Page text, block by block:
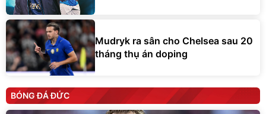
Mudryk ra sân cho Chelsea sau 20
tháng thụ án doping
BÓNG ĐÁ ĐỨC